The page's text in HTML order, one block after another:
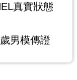
真實狀態
男模傳證